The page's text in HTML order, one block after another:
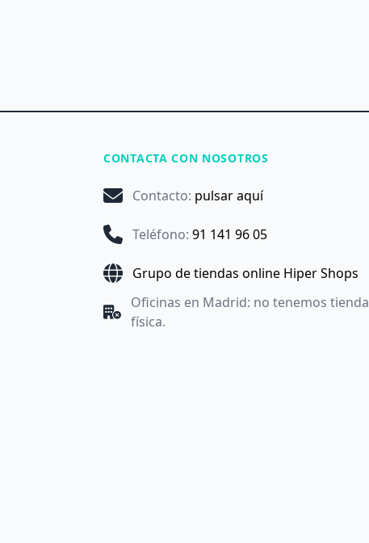
CONTACTA CON NOSOTROS
Contacto: pulsar aquí
Teléfono: 91 141 96 05
Grupo de tiendas online Hiper Shops
Oficinas en Madrid: no tenemos tienda
física.